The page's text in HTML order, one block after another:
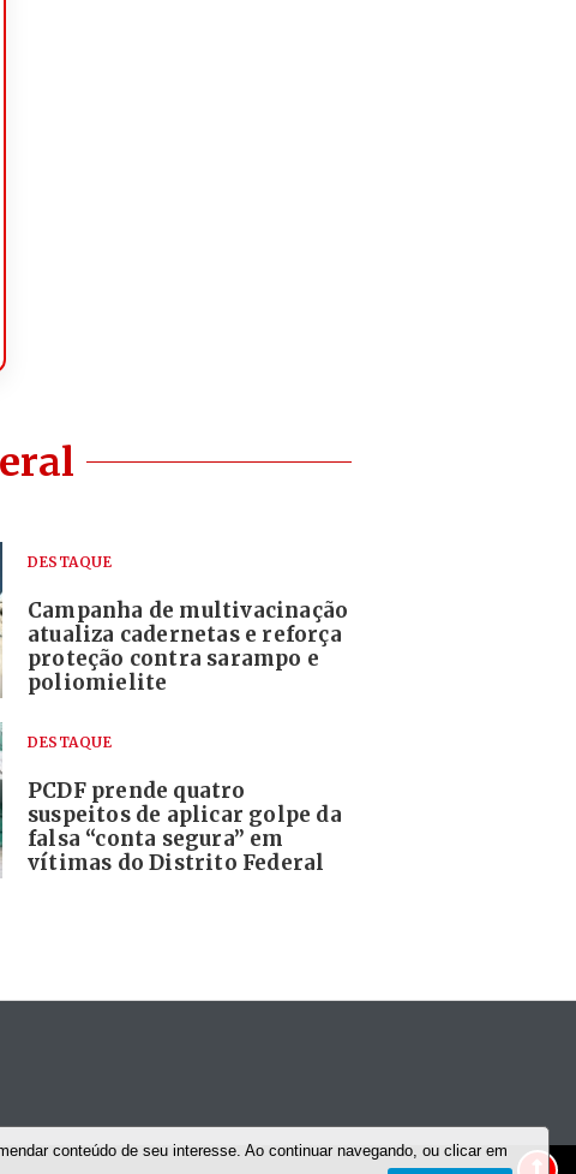
DESTAQUE
Campanha de multivacinação
atualiza cadernetas e reforça
proteção contra sarampo e
poliomielite
DESTAQUE
PCDF prende quatro
suspeitos de aplicar golpe da
falsa “conta segura” em
vítimas do Distrito Federal
conteúdo de seu interesse. Ao continuar navegando, ou clicar em